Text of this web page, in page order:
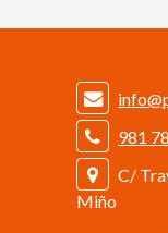
981
C/
Miño